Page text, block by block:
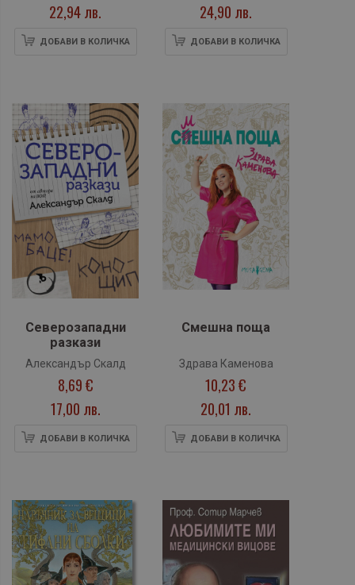
22,94 лв.
ДОБАВИ В КОЛИЧКА
24,90 лв.
ДОБАВИ В КОЛИЧКА
Северозападни
разкази
Александър Скалд
8,69 €
17,00 лв.
ДОБАВИ В КОЛИЧКА
Смешна поща
Здрава Каменова
10,23 €
20,01 лв.
ДОБАВИ В КОЛИЧКА